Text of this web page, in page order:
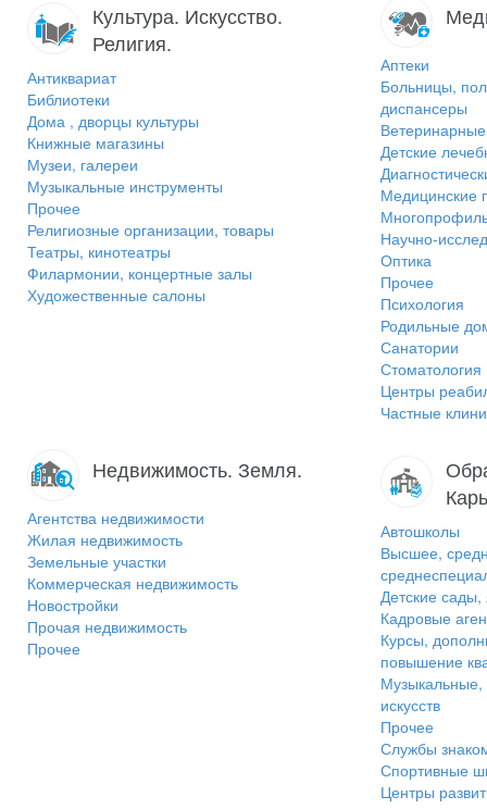
Культура. Искусство.
Религия.
Антиквариат
Библиотеки
Дома , дворцы культуры
Книжные магазины
Музеи, галереи
Музыкальные инструменты
Прочее
Религиозные организации, товары
Театры, кинотеатры
Филармонии, концертные залы
Художественные салоны
Аптеки
Больницы,
диспансеры
Детские
Медицинские
Научно-
Оптика
Прочее
Психология
Родильные
Санатории
Стоматология
Центры
Частные
Недвижимость. Земля.
Агентства недвижимости
Жилая недвижимость
Земельные участки
Коммерческая недвижимость
Новостройки
Прочая недвижимость
Прочее
Автошколы
Высшее,
Детские
Кадровые
Курсы,
повышение
искусств
Прочее
Службы
Спортивные
Центры